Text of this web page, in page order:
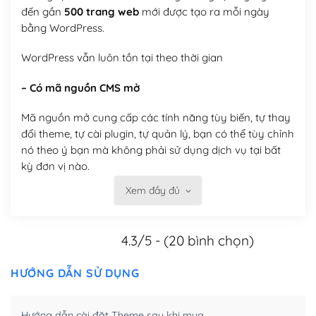
đến gần 500 trang webmới được tạo ra mỗi ngày
bằng WordPress.
WordPress vẫn luôn tồn tại theo thời gian
– Có mã nguồn CMS mở
Mã nguồn mở cung cấp các tính năng tùy biến, tự thay
đổi theme, tự cài plugin, tự quản lý, bạn có thể tùy chỉnh
nó theo ý bạn mà không phải sử dụng dịch vụ tại bất
kỳ đơn vị nào.
Việc của bạn là đăng ký một tên miền và hosting để
Có thể tùy biến trên website WordPress
– Thân thiện với công cụ tìm kiếm
Xem đầy đủ
4.3/5 - (20 bình chọn)
HƯỚNG DẪN SỬ DỤNG